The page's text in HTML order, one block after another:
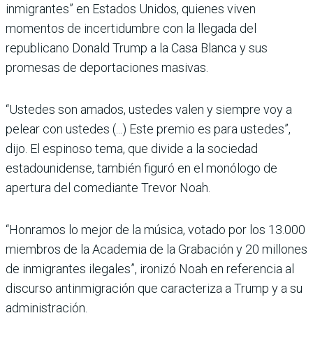
inmigrantes” en Estados Unidos, quienes viven
momentos de incertidumbre con la llegada del
republicano Donald Trump a la Casa Blanca y sus
promesas de deportaciones masivas.
“Ustedes son amados, ustedes valen y siempre voy a
pelear con ustedes (...) Este premio es para ustedes”,
dijo. El espinoso tema, que divide a la sociedad
estadounidense, también figuró en el monólogo de
apertura del comediante Trevor Noah.
“Honramos lo mejor de la música, votado por los 13.000
miembros de la Academia de la Grabación y 20 millones
de inmigrantes ilegales”, ironizó Noah en referencia al
discurso antinmigración que caracteriza a Trump y a su
administración.